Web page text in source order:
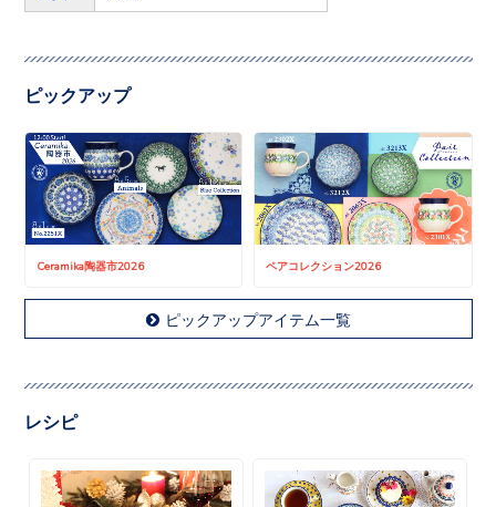
ピックアップ
Ceramika陶器市2026 ペアコレクション2026
ピックアップアイテム一覧
レシピ